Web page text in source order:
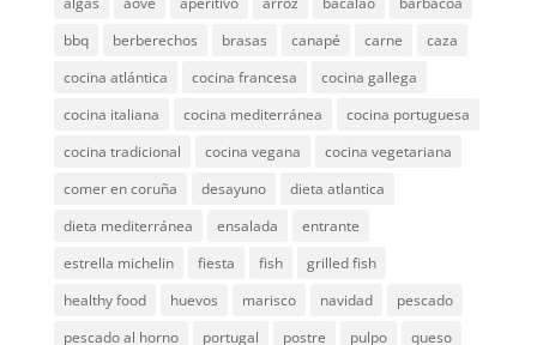
bbq
berberechos brasas canapé carne
caza
cocina atlántica
cocina francesa
cocina gallega
cocina italiana
cocina mediterránea
cocina portuguesa
cocina tradicional
cocina vegana
cocina vegetariana
comer en coruña
desayuno
dieta atlantica
dieta mediterránea
ensalada
entrante
estrella michelin
fiesta fish
grilled fish
healthy food
huevos marisco navidad
pescado
pescado al horno
portugal postre pulpo
queso